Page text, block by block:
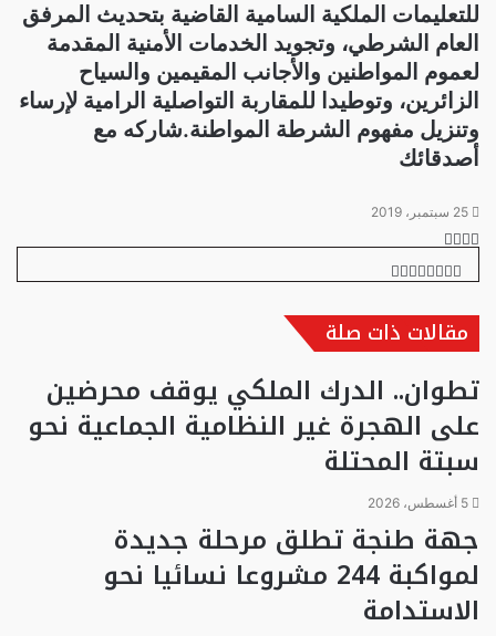
للتعليمات الملكية السامية القاضية بتحديث المرفق
العام الشرطي، وتجويد الخدمات الأمنية المقدمة
لعموم المواطنين والأجانب المقيمين والسياح
الزائرين، وتوطيدا للمقاربة التواصلية الرامية لإرساء
وتنزيل مفهوم الشرطة المواطنة.شاركه مع
أصدقائك
25 سبتمبر، 2019
البريد
مقالات ذات صلة
تطوان.. الدرك الملكي يوقف محرضين
على الهجرة غير النظامية الجماعية نحو
سبتة المحتلة
5 أغسطس، 2026
جهة طنجة تطلق مرحلة جديدة
لمواكبة 244 مشروعا نسائيا نحو
الاستدامة